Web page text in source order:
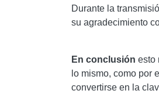
Durante la
su agradecimiento
En conclusión esto
lo mismo, como por
convertirse en la